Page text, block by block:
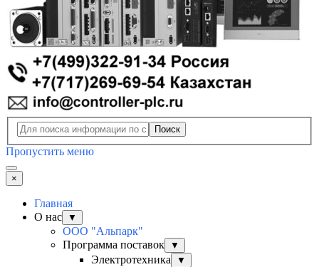
Поиск
Пропустить меню
×
Главная
О нас
▼
ООО "Альпарк"
Программа поставок
▼
Электротехника ▼